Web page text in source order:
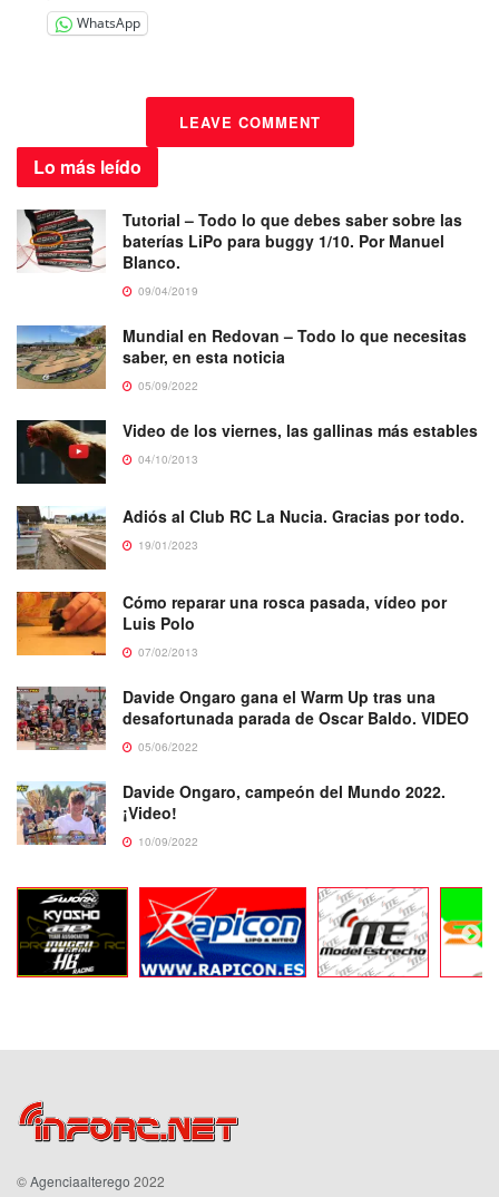
WhatsApp
LEAVE COMMENT
Lo más leído
Tutorial – Todo lo que debes saber sobre las
baterías LiPo para buggy 1/10. Por Manuel
Blanco.
09/04/2019
Mundial en Redovan – Todo lo que necesitas
saber, en esta noticia
05/09/2022
Video de los viernes, las gallinas más estables
04/10/2013
Adiós al Club RC La Nucia. Gracias por todo.
19/01/2023
Cómo reparar una rosca pasada, vídeo por
Luis Polo
07/02/2013
Davide Ongaro gana el Warm Up tras una
desafortunada parada de Oscar Baldo. VIDEO
05/06/2022
Davide Ongaro, campeón del Mundo 2022.
¡Video!
10/09/2022
©Agenciaalterego 2022